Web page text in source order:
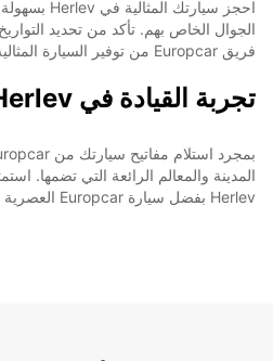
الجوال الخاص بهم. تأكد من تحديد
فريق Europcar من توفير السيارة المثالية لك.
تجربة القيادة في Herlev مع Europcar
المدينة والمعالم الرائعة التي تضمها.
Herlev بفضل سيارة Europcar العصرية والموثوقة.